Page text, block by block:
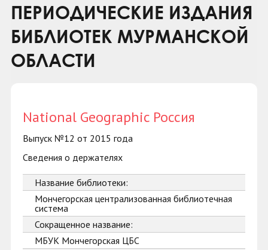
ПЕРИОДИЧЕСКИЕ ИЗДАНИЯ
БИБЛИОТЕК МУРМАНСКОЙ
ОБЛАСТИ
National Geographic Россия
Выпуск №12 от 2015 года
Сведения о держателях
Название библиотеки:
Мончегорская централизованная библиотечная
система
Сокращенное название:
МБУК Мончегорская ЦБС